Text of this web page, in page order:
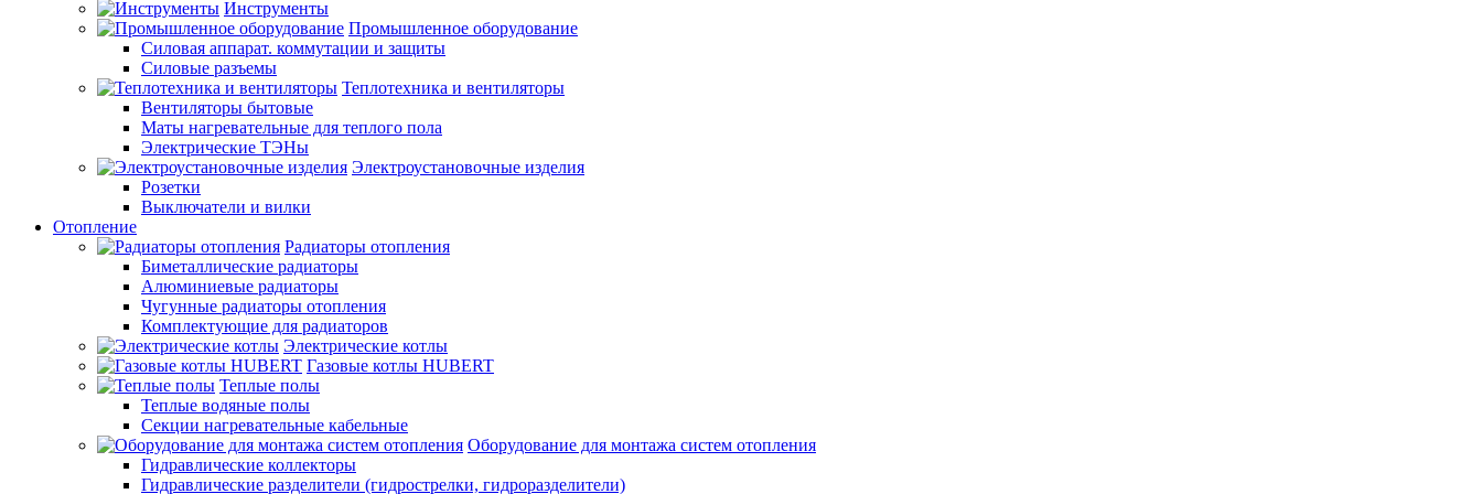
Инструменты
Промышленное оборудование
Силовая аппарат. коммутации и защиты
Силовые разъемы
Теплотехника и вентиляторы
Вентиляторы бытовые
Маты нагревательные для теплого пола
Электрические ТЭНы
Электроустановочные изделия
Розетки
Выключатели и вилки
Отопление
Радиаторы отопления
Биметаллические радиаторы
Алюминиевые радиаторы
Чугунные радиаторы отопления
Комплектующие для радиаторов
Электрические котлы
Газовые котлы HUBERT
Теплые полы
Теплые водяные полы
Секции нагревательные кабельные
Оборудование для монтажа систем отопления
Гидравлические коллекторы
Гидравлические разделители (гидрострелки, гидроразделители)